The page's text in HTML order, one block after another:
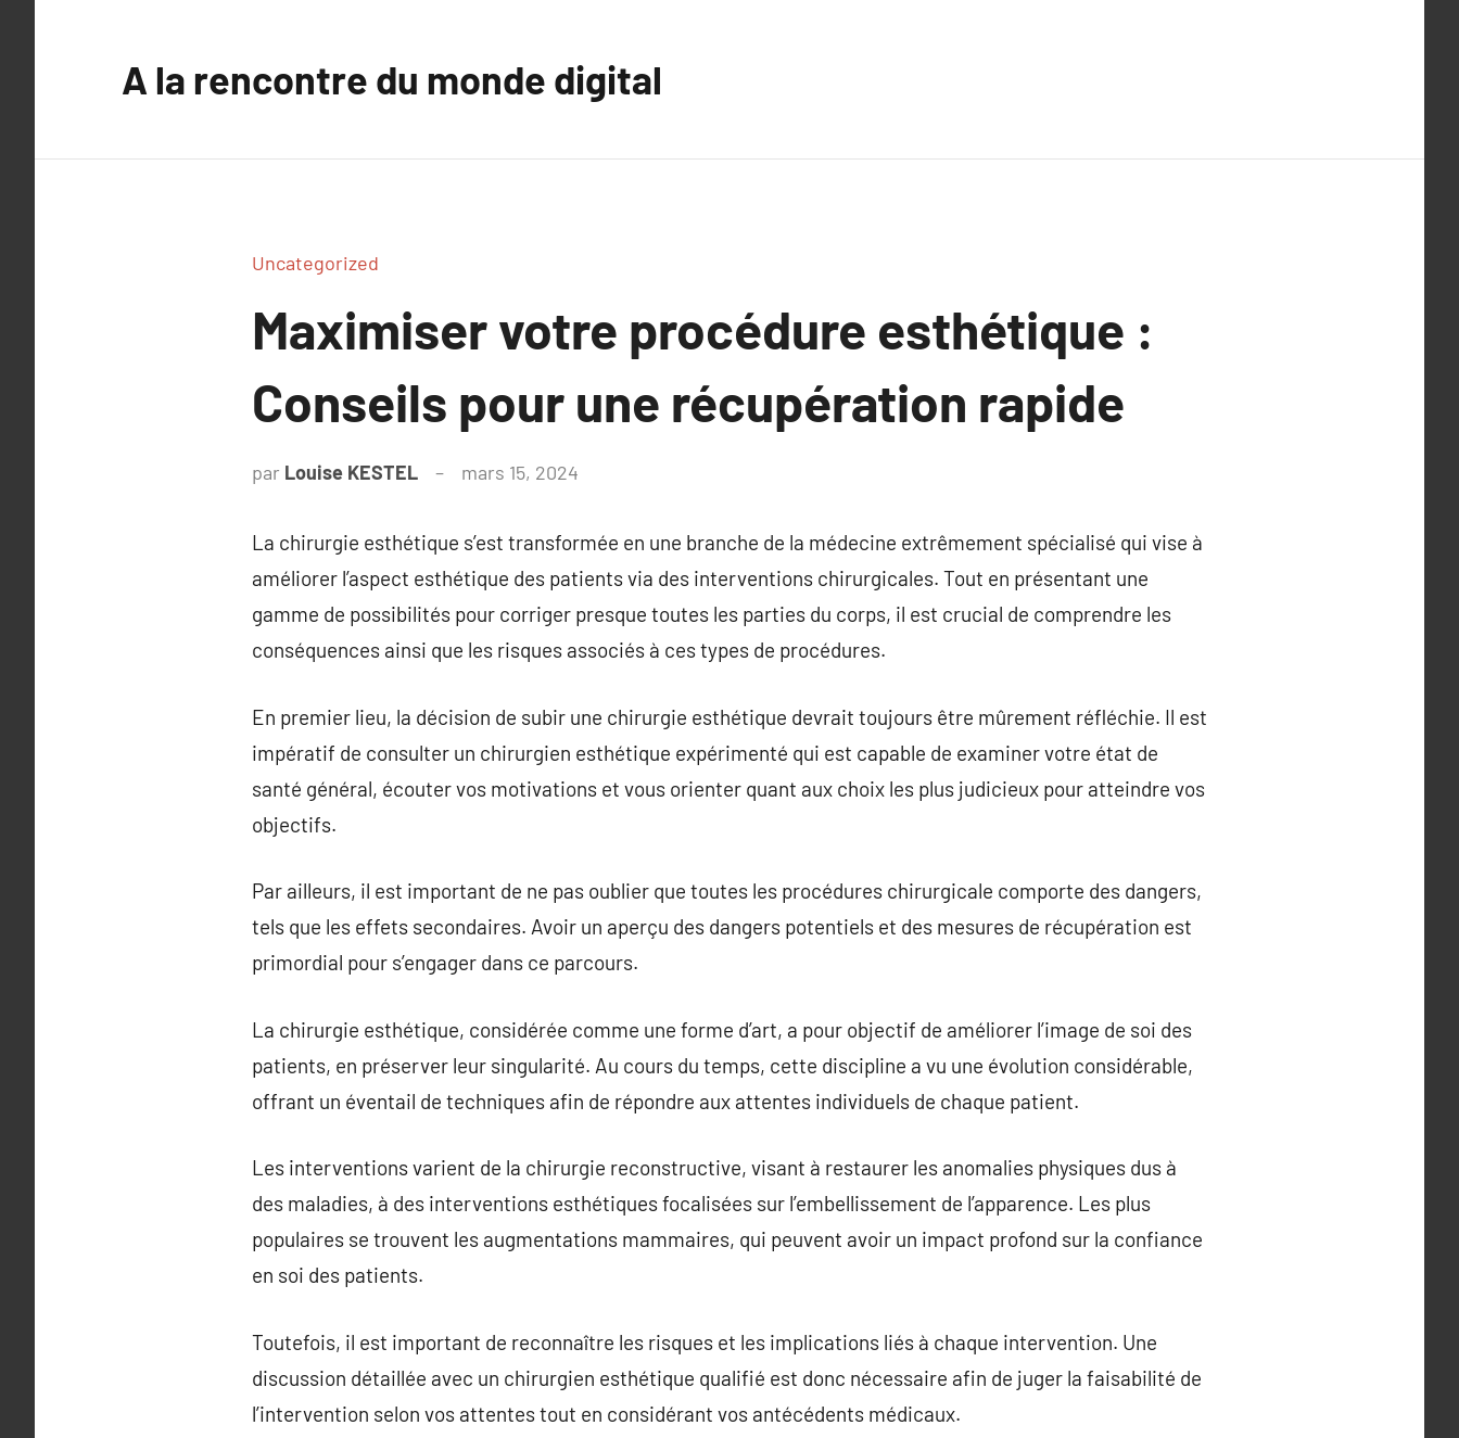
A la rencontre du monde digital
Uncategorized
Maximiser votre procédure esthétique :
Conseils pour une récupération rapide
par Louise KESTEL mars 15, 2024
La chirurgie esthétique s’est transformée en une branche de la médecine extrêmement spécialisé qui vise à
améliorer l’aspect esthétique des patients via des interventions chirurgicales. Tout en présentant une
gamme de possibilités pour corriger presque toutes les parties du corps, il est crucial de comprendre les
conséquences ainsi que les risques associés à ces types de procédures.
En premier lieu, la décision de subir une chirurgie esthétique devrait toujours être mûrement réfléchie. Il est
impératif de consulter un chirurgien esthétique expérimenté qui est capable de examiner votre état de
santé général, écouter vos motivations et vous orienter quant aux choix les plus judicieux pour atteindre vos
objectifs.
Par ailleurs, il est important de ne pas oublier que toutes les procédures chirurgicale comporte des dangers,
tels que les effets secondaires. Avoir un aperçu des dangers potentiels et des mesures de récupération est
primordial pour s’engager dans ce parcours.
La chirurgie esthétique, considérée comme une forme d’art, a pour objectif de améliorer l’image de soi des
patients, en préserver leur singularité. Au cours du temps, cette discipline a vu une évolution considérable,
offrant un éventail de techniques afin de répondre aux attentes individuels de chaque patient.
Les interventions varient de la chirurgie reconstructive, visant à restaurer les anomalies physiques dus à
des maladies, à des interventions esthétiques focalisées sur l’embellissement de l’apparence. Les plus
populaires se trouvent les augmentations mammaires, qui peuvent avoir un impact profond sur la confiance
en soi des patients.
Toutefois, il est important de reconnaître les risques et les implications liés à chaque intervention. Une
discussion détaillée avec un chirurgien esthétique qualifié est donc nécessaire afin de juger la faisabilité de
l’intervention selon vos attentes tout en considérant vos antécédents médicaux.